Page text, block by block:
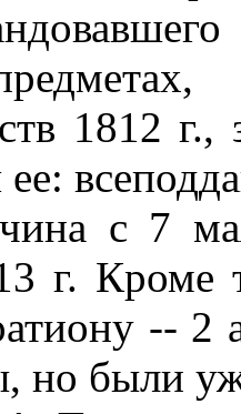
1812
ее:
с 7
г. Кроме
-- 2
но были